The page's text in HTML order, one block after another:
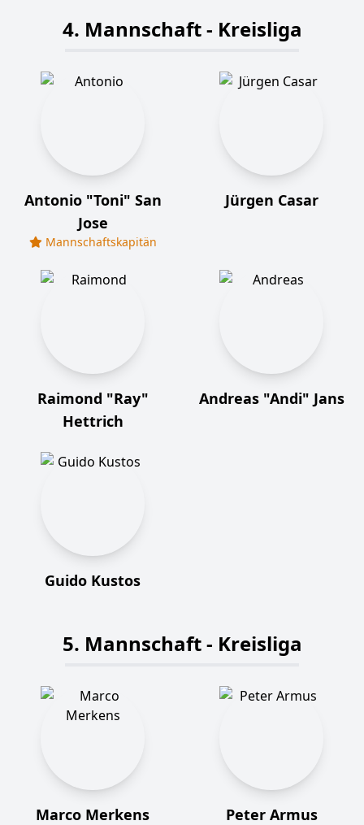
4. Mannschaft - Kreisliga
Antonio "Toni" San
Jose
Mannschaftskapitän
Jürgen Casar
Raimond "Ray"
Hettrich
Andreas "Andi" Jans
Guido Kustos
5. Mannschaft - Kreisliga
Marco Merkens Peter Armus